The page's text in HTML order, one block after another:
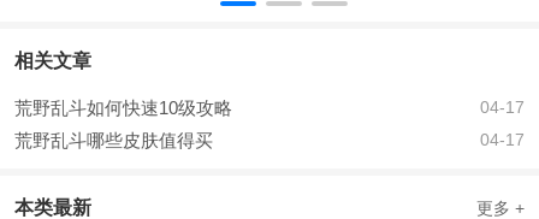
相关文章
荒野乱斗如何快速10级攻略 04-17
荒野乱斗哪些皮肤值得买 04-17
本类最新 更多 +